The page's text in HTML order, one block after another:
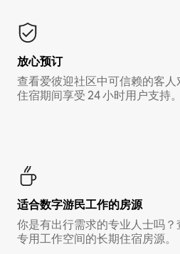
放心预订
查看爱彼迎社区中可信赖的客
住宿期间享受 24 小时用户支持。
适合数字游民工作的房源
你是有出行需求的专业人士吗
专用工作空间的长期住宿房源。